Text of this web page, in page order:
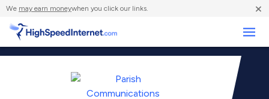
We may earn moneywhen you click our links. ×